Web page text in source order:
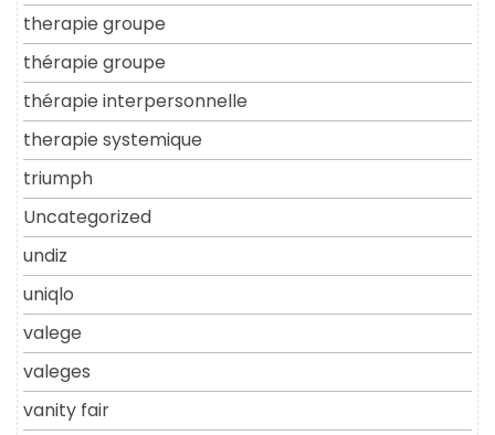
therapie groupe
thérapie groupe
thérapie interpersonnelle
therapie systemique
triumph
Uncategorized
undiz
uniqlo
valege
valeges
vanity fair